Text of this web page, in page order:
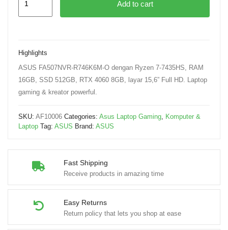
Fast Shipping
Receive products in amazing time
Easy Returns
Return policy that lets you shop at ease
Add to cart
Highlights
ASUS FA507NVR-R746K6M-O dengan Ryzen 7-7435HS, RAM
16GB, SSD 512GB, RTX 4060 8GB, layar 15,6” Full HD. Laptop
gaming & kreator powerful.
SKU: AF10006 Categories: Asus Laptop Gaming
Komputer &
Laptop Tag: ASUS Brand: ASUS